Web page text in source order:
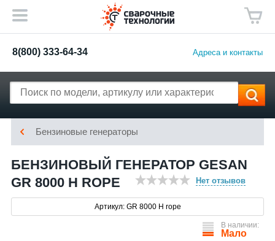
8(800) 333-64-34 Адреса и контакты
Бензиновые генераторы
БЕНЗИНОВЫЙ ГЕНЕРАТОР GESAN
GR 8000 H ROPE
Нет отзывов
Артикул: GR 8000 H rope
В наличии:
Мало